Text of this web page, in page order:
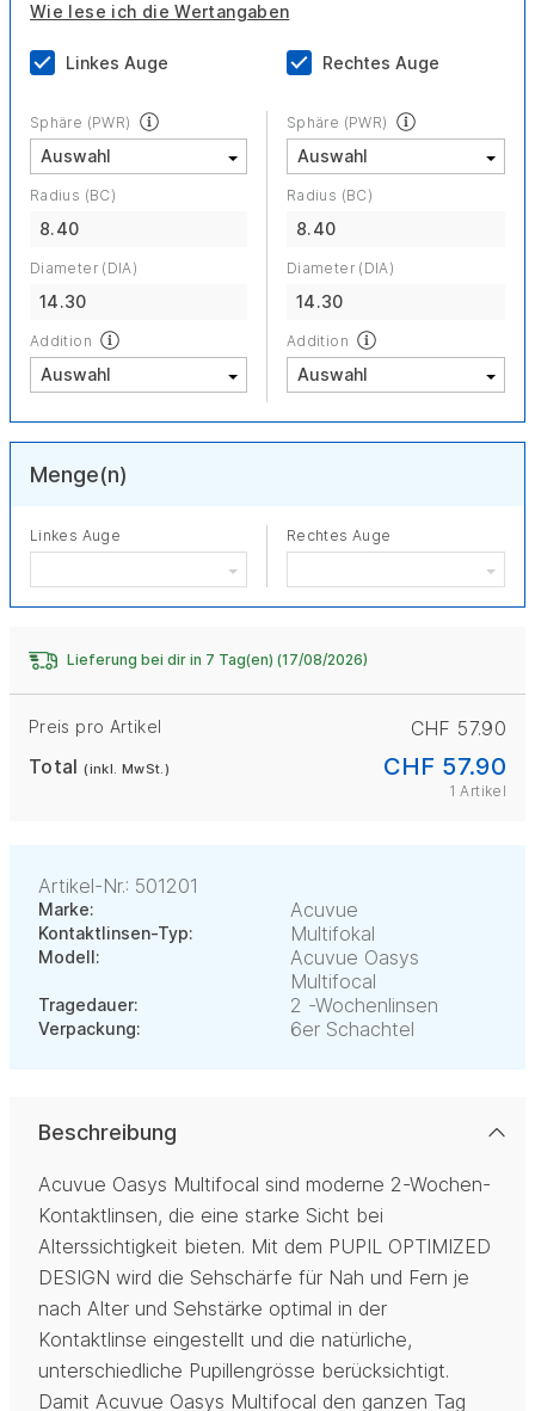
Wie lese ich die Wertangaben
Linkes Auge Rechtes Auge
Sphäre (PWR)
Radius (BC)
8.40
Diameter (DIA)
14.30
Addition
Sphäre (PWR)
Radius (BC)
8.40
Diameter (DIA)
14.30
Addition
Menge(n)
Linkes Auge Rechtes Auge
Lieferung bei dir in 7 Tag(en) (17/08/2026)
Preis pro Artikel
CHF 57.90
Total(inkl. MwSt.) CHF 57.90
1 Artikel
Artikel-Nr.: 501201
Marke: Acuvue
Kontaktlinsen-Typ: Multifokal
Modell:
Acuvue Oasys
Multifocal
Tragedauer: 2 -Wochenlinsen
Verpackung: 6er Schachtel
Beschreibung
Acuvue Oasys Multifocal sind moderne 2-Wochen-
Kontaktlinsen, die eine starke Sicht bei
Alterssichtigkeit bieten. Mit dem PUPIL OPTIMIZED
DESIGN wird die Sehschärfe für Nah und Fern je
nach Alter und Sehstärke optimal in der
Kontaktlinse eingestellt und die natürliche,
unterschiedliche Pupillengrösse berücksichtigt.
Damit Acuvue Oasys Multifocal den ganzen Tag